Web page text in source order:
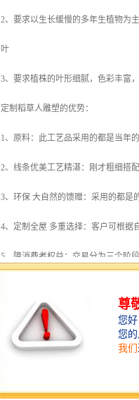
2、要求以生长缓慢的多年生植物为
叶
3、要求植株的叶形细腻，色彩丰富
定制稻草人雕塑的优势：
1、原料：此工艺品采用的都是当年
2、线条优美工艺精湛：刚才粗细搭
3、环保 大自然的馈赠：采用的都是
4、定制全屋 多重选择：客户可根据
5、障消费者权益：交易分为三个阶